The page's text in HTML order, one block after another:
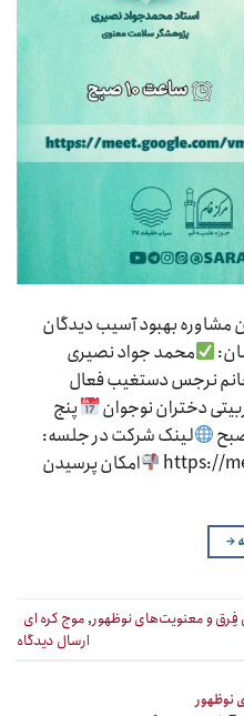
بهبود آسیب دیدگان
محمد جواد نصیری
نرجس دستغیب فعال
دختران نوجوان
پنج
لینک شرکت در جلسه:
https://
امکان پرسیدن
→
فِرق و معنویت‌های نوظهور, موج کره ای
ارسال دیدگاه
نوظهور